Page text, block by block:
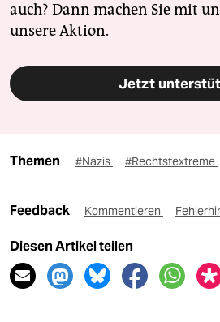
auch? Dann machen Sie mit
unsere Aktion.
Jetzt
Themen #Nazis #Rechtstextreme
Feedback Kommentieren
Diesen Artikel teilen